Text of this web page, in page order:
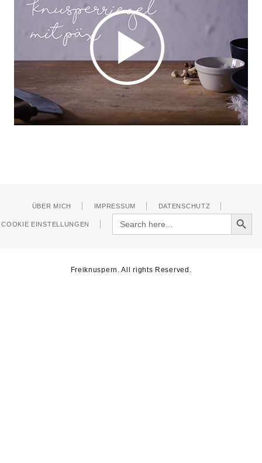
ÜBER MICH IMPRESSUM DATENSCHUTZ
COOKIE EINSTELLUNGEN
Search
for:
Search Button
Freiknuspern. All rights Reserved.